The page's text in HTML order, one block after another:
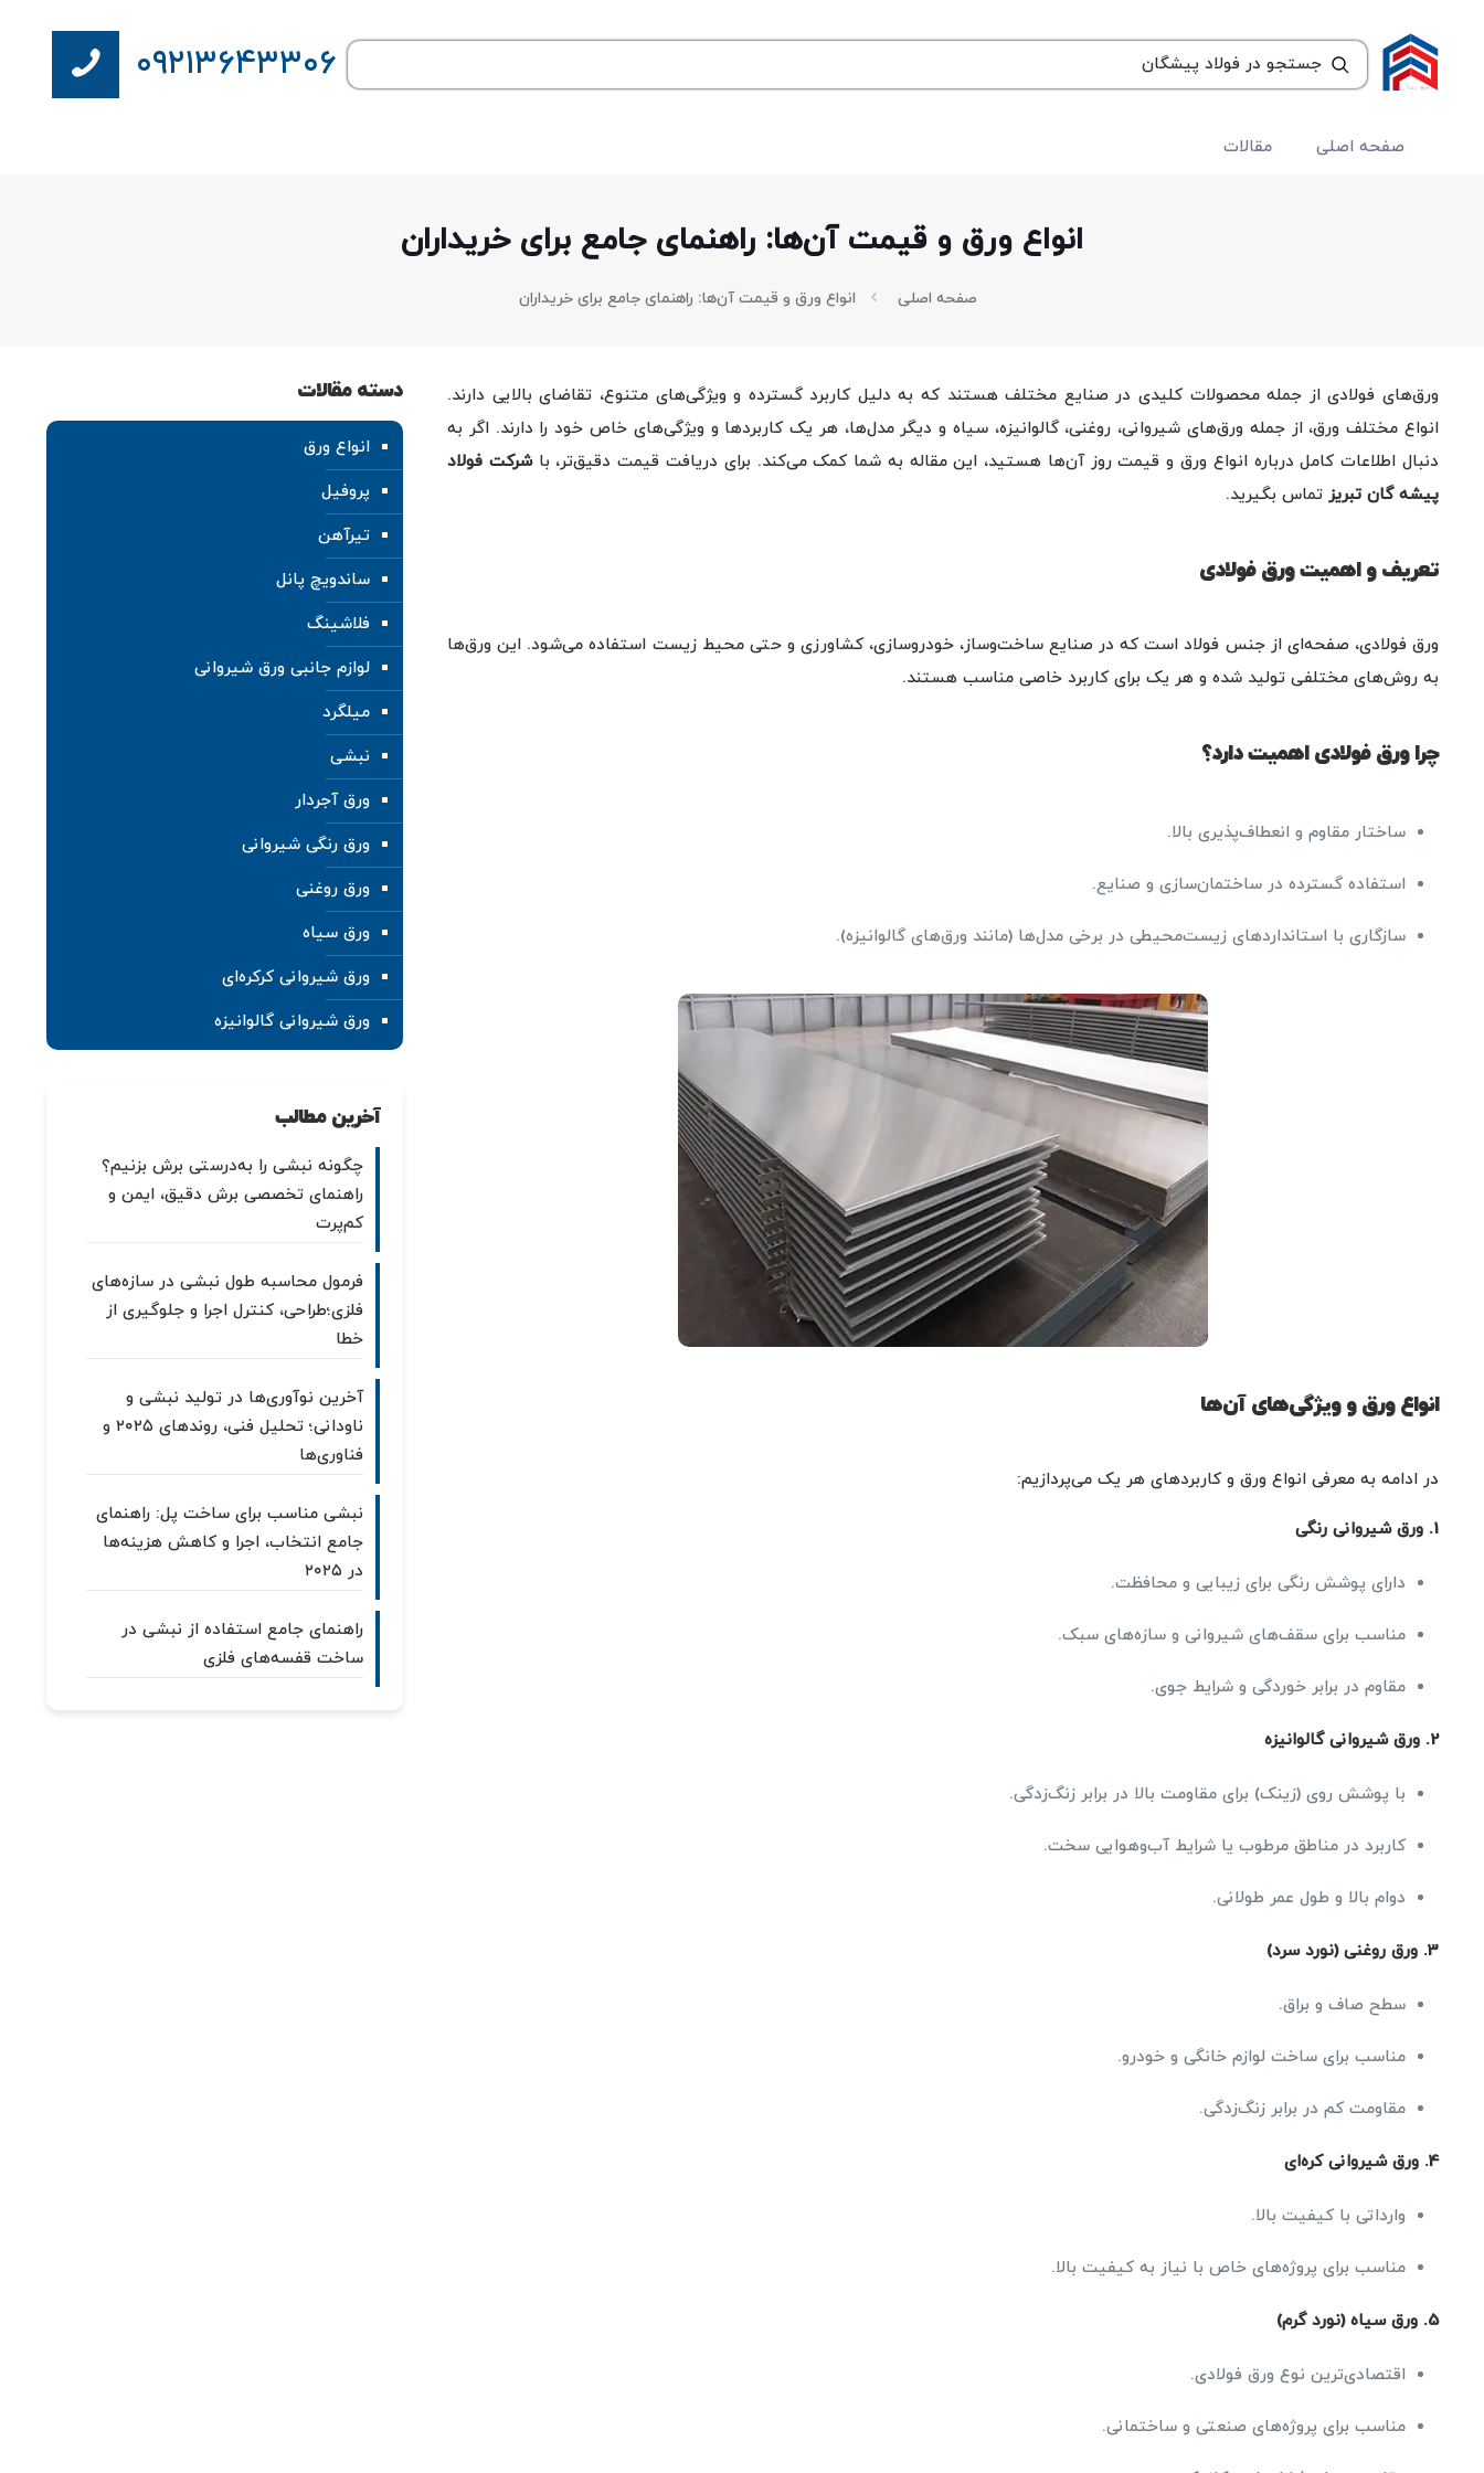
۰۹۲۱۳۶۴۳۳۰۶
صفحه اصلی مقالات
انواع ورق و قیمت آن‌ها: راهنمای جامع برای خریداران
صفحه اصلی انواع ورق و قیمت آن‌ها: راهنمای جامع برای خریداران
ورق‌های فولادی از جمله محصولات کلیدی در صنایع مختلف هستند که به دلیل کاربرد گسترده و ویژگی‌های متنوع، تقاضای بالایی دارند.
انواع مختلف ورق، از جمله ورق‌های شیروانی، روغنی، گالوانیزه، سیاه و دیگر مدل‌ها، هر یک کاربردها و ویژگی‌های خاص خود را دارند. اگر به
دنبال اطلاعات کامل درباره انواع ورق و قیمت روز آن‌ها هستید، این مقاله به شما کمک می‌کند. برای دریافت قیمت دقیق‌تر، باشرکت فولاد
پیشه گان تبریز تماس بگیرید.
تعریف و اهمیت ورق فولادی
ورق فولادی، صفحه‌ای از جنس فولاد است که در صنایع ساخت‌وساز، خودروسازی، کشاورزی و حتی محیط زیست استفاده می‌شود. این ورق‌ها
به روش‌های مختلفی تولید شده و هر یک برای کاربرد خاصی مناسب هستند.
چرا ورق فولادی اهمیت دارد؟
ساختار مقاوم و انعطاف‌پذیری بالا.
استفاده گسترده در ساختمان‌سازی و صنایع.
سازگاری با استانداردهای زیست‌محیطی در برخی مدل‌ها (مانند ورق‌های گالوانیزه).
انواع ورق و ویژگی‌های آن‌ها
در ادامه به معرفی انواع ورق و کاربردهای هر یک می‌پردازیم:
1. ورق شیروانی رنگی
دارای پوشش رنگی برای زیبایی و محافظت.
مناسب برای سقف‌های شیروانی و سازه‌های سبک.
مقاوم در برابر خوردگی و شرایط جوی.
2. ورق شیروانی گالوانیزه
با پوشش روی (زینک) برای مقاومت بالا در برابر زنگ‌زدگی.
کاربرد در مناطق مرطوب یا شرایط آب‌وهوایی سخت.
دوام بالا و طول عمر طولانی.
3. ورق روغنی (نورد سرد)
سطح صاف و براق.
مناسب برای ساخت لوازم خانگی و خودرو.
مقاومت کم در برابر زنگ‌زدگی.
4. ورق شیروانی کره‌ای
وارداتی با کیفیت بالا.
مناسب برای پروژه‌های خاص با نیاز به کیفیت بالا.
5. ورق سیاه (نورد گرم)
اقتصادی‌ترین نوع ورق فولادی.
مناسب برای پروژه‌های صنعتی و ساختمانی.
دسته مقالات
انواع ورق
پروفیل
تیرآهن
ساندویچ پانل
فلاشینگ
لوازم جانبی ورق شیروانی
میلگرد
نبشی
ورق آجردار
ورق رنگی شیروانی
ورق روغنی
ورق سیاه
ورق شیروانی کرکره‌ای
ورق شیروانی گالوانیزه
آخرین مطالب
چگونه نبشی را به‌درستی برش بزنیم؟
راهنمای تخصصی برش دقیق، ایمن و
کم‌پرت
فرمول محاسبه طول نبشی در سازه‌های
فلزی؛طراحی، کنترل اجرا و جلوگیری از
خطا
آخرین نوآوری‌ها در تولید نبشی و
ناودانی؛ تحلیل فنی، روندهای ۲۰۲۵ و
فناوری‌ها
نبشی مناسب برای ساخت پل: راهنمای
جامع انتخاب، اجرا و کاهش هزینه‌ها
در ۲۰۲۵
راهنمای جامع استفاده از نبشی در
ساخت قفسه‌های فلزی